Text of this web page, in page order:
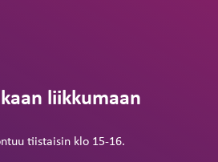
liikkumaan
tiistaisin klo 15-16.